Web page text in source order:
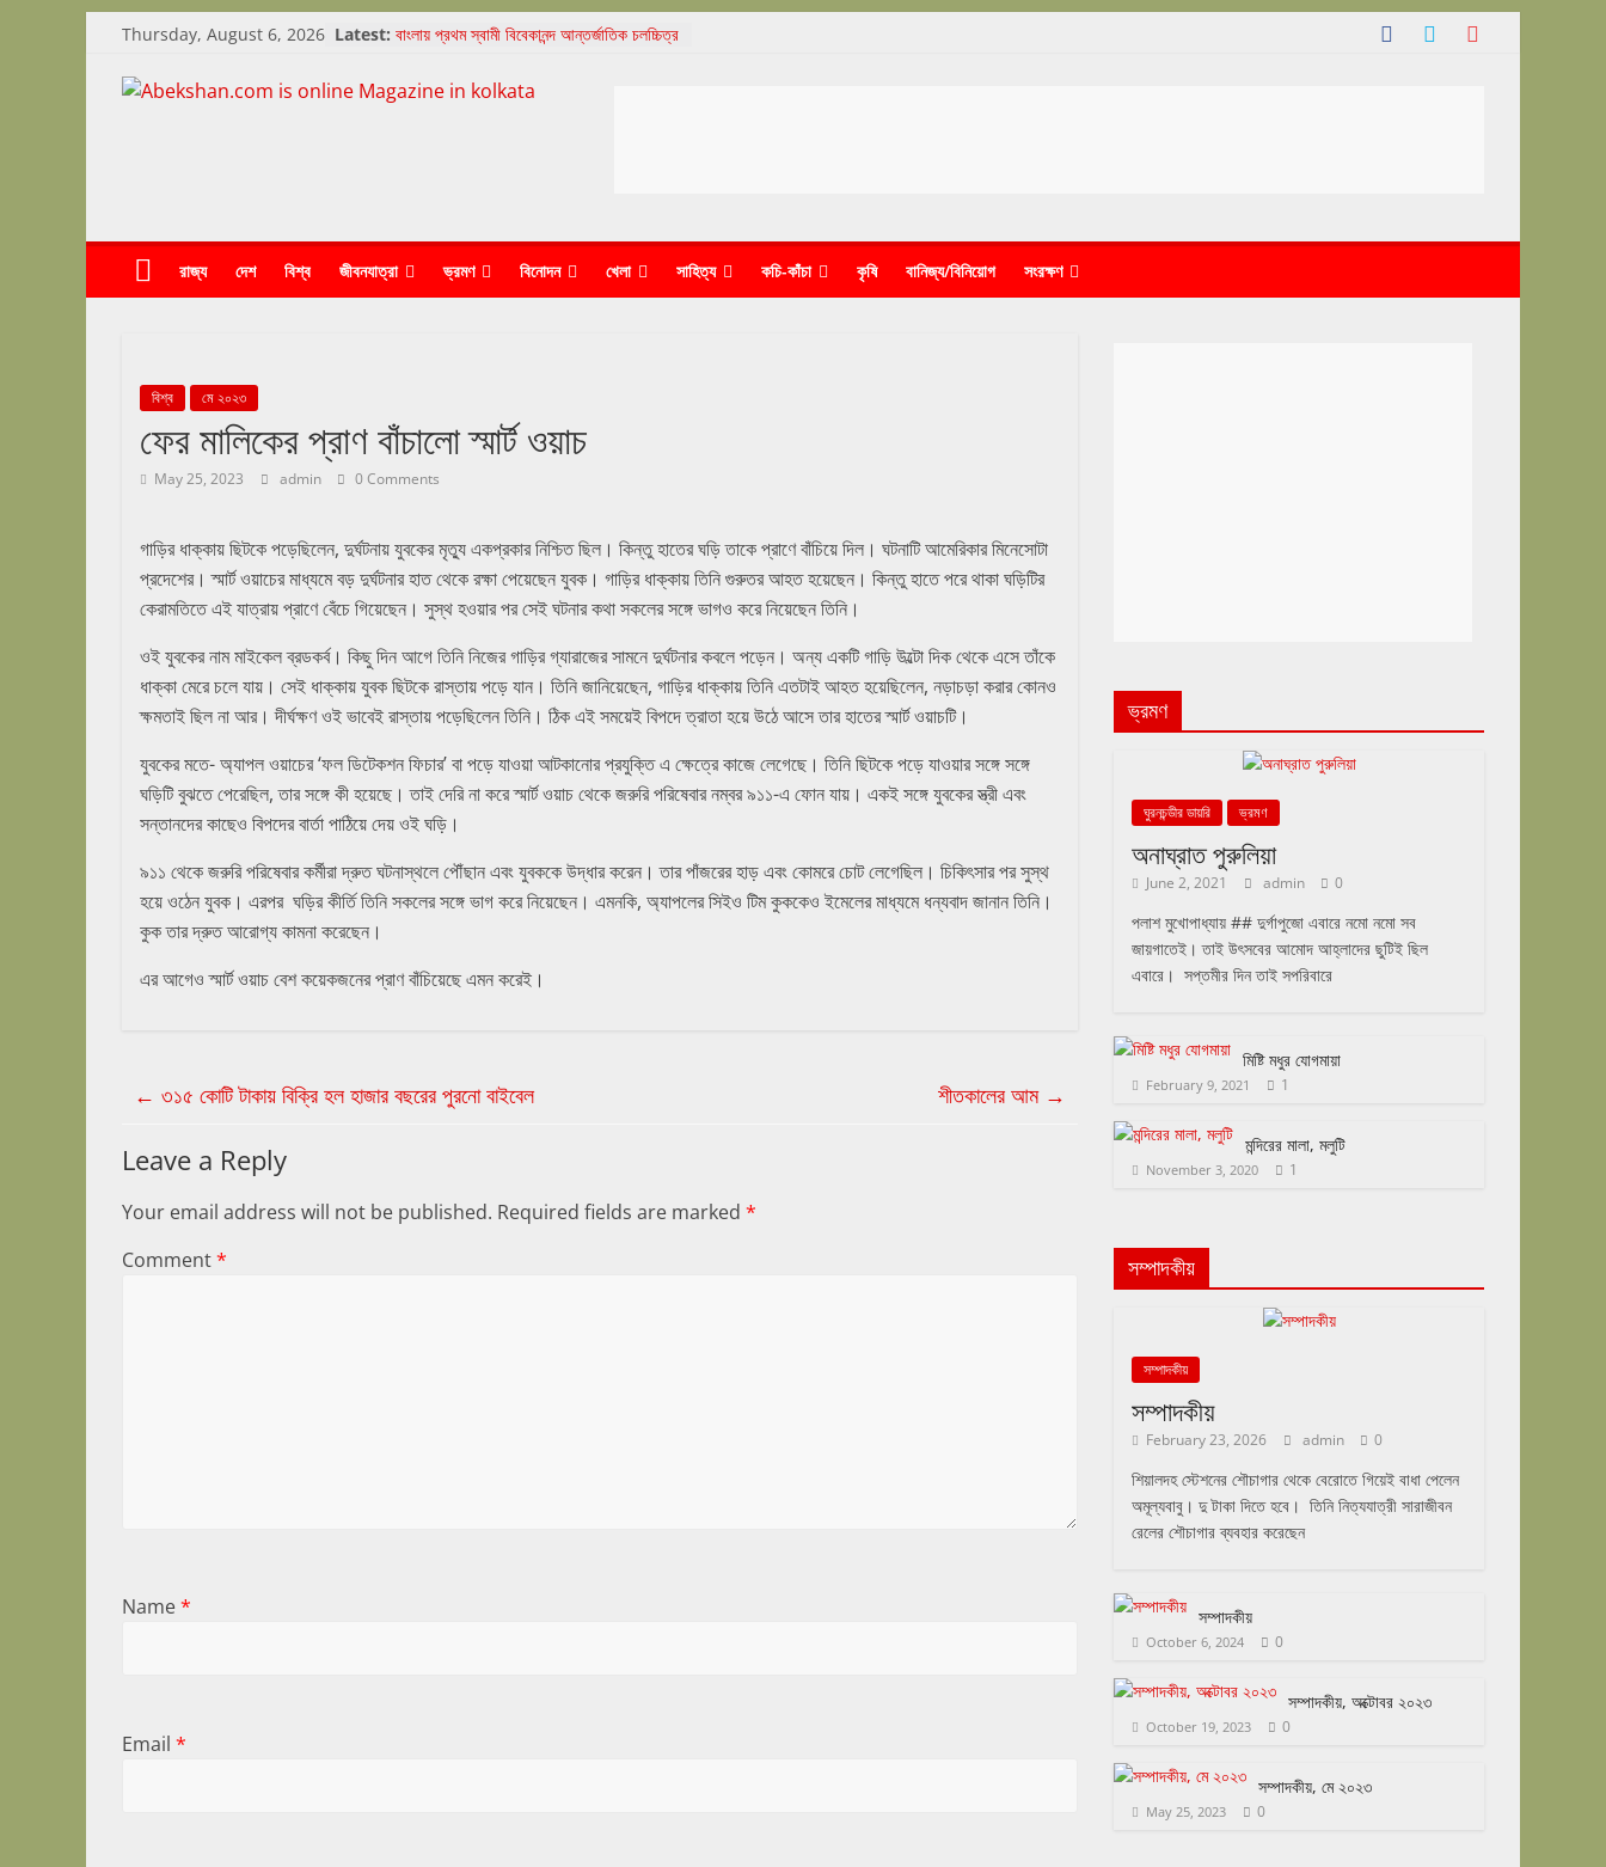
content
Thursday, August 6, 2026 Latest: বাংলায় প্রথম স্বামী বিবেকানন্দ আন্তর্জাতিক চলচ্চিত্র
উত্তরপাড়া গণভবনে নৃত্যকাঞ্চনের ‘ধুন’-এ মুগ্ধ দর্শক
মাটির দেশের বিশ্ব সাংস্কৃতিক বৈচিত্র্য দিবস পালন
Abekshan.com
online
Magazine
in
kolkata
রাজ্য দেশ বিশ্ব জীবনযাত্রা ভ্রমণ বিনোদন খেলা সাহিত্য কচি-কাঁচা কৃষি বানিজ্য/বিনিয়োগ সংরক্ষণ
বিশ্ব মে ২০২৩
ফের মালিকের প্রাণ বাঁচালো স্মার্ট ওয়াচ
May 25, 2023 admin 0 Comments
গাড়ির ধাক্কায় ছিটকে পড়েছিলেন, দুর্ঘটনায় যুবকের মৃত্যু একপ্রকার নিশ্চিত ছিল। কিন্তু হাতের ঘড়ি তাকে প্রাণে বাঁচিয়ে দিল। ঘটনাটি আমেরিকার মিনেসোটা
প্রদেশের। স্মার্ট ওয়াচের মাধ্যমে বড় দুর্ঘটনার হাত থেকে রক্ষা পেয়েছেন যুবক। গাড়ির ধাক্কায় তিনি গুরুতর আহত হয়েছেন। কিন্তু হাতে পরে থাকা ঘড়িটির
কেরামতিতে এই যাত্রায় প্রাণে বেঁচে গিয়েছেন। সুস্থ হওয়ার পর সেই ঘটনার কথা সকলের সঙ্গে ভাগও করে নিয়েছেন তিনি।
ওই যুবকের নাম মাইকেল ব্রডকর্ব। কিছু দিন আগে তিনি নিজের গাড়ির গ্যারাজের সামনে দুর্ঘটনার কবলে পড়েন। অন্য একটি গাড়ি উল্টো দিক থেকে এসে তাঁকে
ধাক্কা মেরে চলে যায়। সেই ধাক্কায় যুবক ছিটকে রাস্তায় পড়ে যান। তিনি জানিয়েছেন, গাড়ির ধাক্কায় তিনি এতটাই আহত হয়েছিলেন, নড়াচড়া করার কোনও
ক্ষমতাই ছিল না আর। দীর্ঘক্ষণ ওই ভাবেই রাস্তায় পড়েছিলেন তিনি। ঠিক এই সময়েই বিপদে ত্রাতা হয়ে উঠে আসে তার হাতের স্মার্ট ওয়াচটি।
যুবকের মতে- অ্যাপল ওয়াচের ‘ফল ডিটেকশন ফিচার’ বা পড়ে যাওয়া আটকানোর প্রযুক্তি এ ক্ষেত্রে কাজে লেগেছে। তিনি ছিটকে পড়ে যাওয়ার সঙ্গে সঙ্গে
ঘড়িটি বুঝতে পেরেছিল, তার সঙ্গে কী হয়েছে। তাই দেরি না করে স্মার্ট ওয়াচ থেকে জরুরি পরিষেবার নম্বর ৯১১-এ ফোন যায়। একই সঙ্গে যুবকের স্ত্রী এবং
সন্তানদের কাছেও বিপদের বার্তা পাঠিয়ে দেয় ওই ঘড়ি।
৯১১ থেকে জরুরি পরিষেবার কর্মীরা দ্রুত ঘটনাস্থলে পৌঁছান এবং যুবককে উদ্ধার করেন। তার পাঁজরের হাড় এবং কোমরে চোট লেগেছিল। চিকিৎসার পর সুস্থ
হয়ে ওঠেন যুবক। এরপর ঘড়ির কীর্তি তিনি সকলের সঙ্গে ভাগ করে নিয়েছেন। এমনকি, অ্যাপলের সিইও টিম কুককেও ইমেলের মাধ্যমে ধন্যবাদ জানান তিনি।
কুক তার দ্রুত আরোগ্য কামনা করেছেন।
এর আগেও স্মার্ট ওয়াচ বেশ কয়েকজনের প্রাণ বাঁচিয়েছে এমন করেই।
← ৩১৫ কোটি টাকায় বিক্রি হল হাজার বছরের পুরনো বাইবেল শীতকালের আম →
Leave a Reply
Your email address will not be published. Required fields are marked *
Comment*
Name*
Email *
ভ্রমণ
ঘুরনচন্ডীর ডায়রি ভ্রমণ
অনাঘ্রাত পুরুলিয়া
June 2, 2021 admin 0
পলাশ মুখোপাধ্যায় ## দুর্গাপুজো এবারে নমো নমো সব
জায়গাতেই। তাই উৎসবের আমোদ আহ্লাদের ছুটিই ছিল
এবারে। সপ্তমীর দিন তাই সপরিবারে
মিষ্টি মধুর যোগমায়া
February 9, 2021 1
মন্দিরের মালা, মলুটি
November 3, 2020 1
সম্পাদকীয়
সম্পাদকীয়
সম্পাদকীয়
February 23, 2026 admin 0
শিয়ালদহ স্টেশনের শৌচাগার থেকে বেরোতে গিয়েই বাধা পেলেন
অমূল্যবাবু। দু টাকা দিতে হবে। তিনি নিত্যযাত্রী সারাজীবন
রেলের শৌচাগার ব্যবহার করেছেন
সম্পাদকীয়
October 6, 2024 0
সম্পাদকীয়, অক্টোবর ২০২৩
October 19, 2023 0
সম্পাদকীয়, মে ২০২৩
May 25, 2023 0